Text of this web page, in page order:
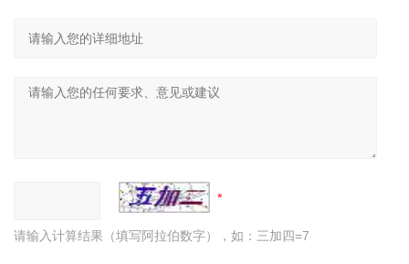
请输入计算结果（填写阿拉伯数字），如：三加四=7